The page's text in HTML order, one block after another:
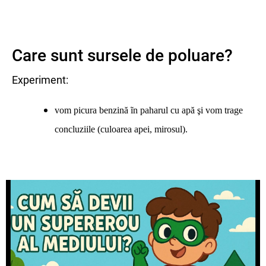
Care sunt sursele de poluare?
Experiment:
vom picura benzină ĩn paharul cu apă şi vom trage
concluziile (culoarea apei, mirosul).